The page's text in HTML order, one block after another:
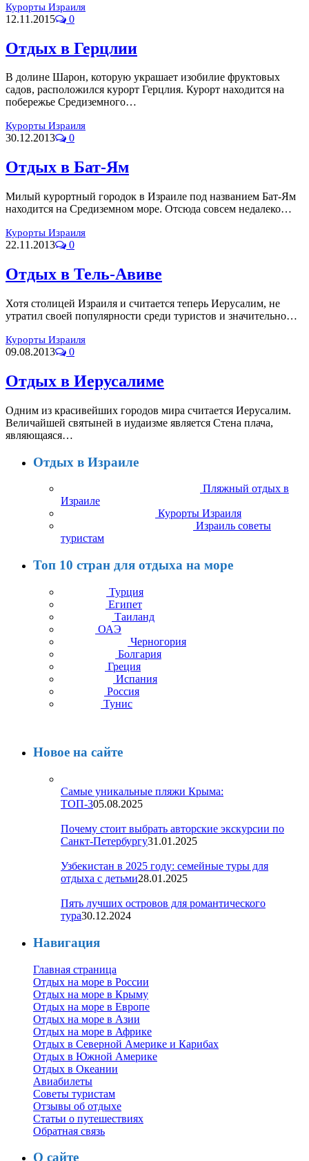
Курорты Израиля
12.11.2015 0
Отдых в Герцлии
В долине Шарон, которую украшает изобилие фруктовых
садов, расположился курорт Герцлия. Курорт находится на
побережье Средиземного…
Курорты Израиля
30.12.2013 0
Отдых в Бат-Ям
Милый курортный городок в Израиле под названием Бат-Ям
находится на Средиземном море. Отсюда совсем недалеко…
Курорты Израиля
22.11.2013 0
Отдых в Тель-Авиве
Хотя столицей Израиля и считается теперь Иерусалим, не
утратил своей популярности среди туристов и значительно…
Курорты Израиля
09.08.2013 0
Отдых в Иерусалиме
Одним из красивейших городов мира считается Иерусалим.
Величайшей святыней в иудаизме является Стена плача,
являющаяся…
Отдых в Израиле
Пляжный отдых в
Израиле
Курорты Израиля
Израиль советы
туристам
Топ 10 стран для отдыха на море
Турция
Египет
Таиланд
ОАЭ
Черногория
Болгария
Греция
Испания
Россия
Тунис
Новое на сайте
Самые уникальные пляжи Крыма:
ТОП-305.08.2025
Почему стоит выбрать авторские экскурсии по
Санкт-Петербургу31.01.2025
Узбекистан в 2025 году: семейные туры для
отдыха с детьми28.01.2025
Пять лучших островов для романтического
тура30.12.2024
Навигация
Главная страница
Отдых на море в России
Отдых на море в Крыму
Отдых на море в Европе
Отдых на море в Азии
Отдых на море в Африке
Отдых в Северной Америке и Карибах
Отдых в Южной Америке
Отдых в Океании
Авиабилеты
Советы туристам
Отзывы об отдыхе
Статьи о путешествиях
Обратная связь
О сайте